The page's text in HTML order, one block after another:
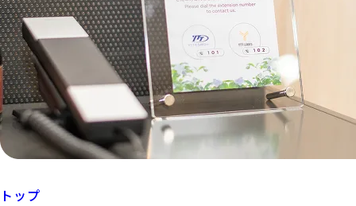
トップ